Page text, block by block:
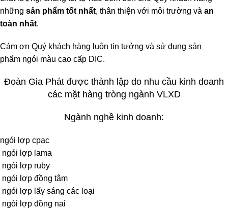
những sản phẩm tốt nhất, thân thiện với môi trường và an
toàn nhất.
Cám ơn Quý khách hàng luôn tin tưởng và sử dụng sản
phẩm ngói màu cao cấp DIC.
Đoàn Gia Phát được thành lập do nhu cầu kinh doanh
các mặt hàng tròng ngành VLXD
Ngành nghề kinh doanh:
ngói lợp cpac
ngói lợp lama
ngói lợp ruby
ngói lợp đồng tâm
ngói lợp lấy sáng các loại
ngói lợp đồng nai